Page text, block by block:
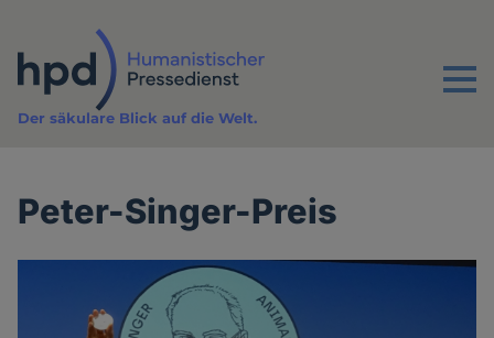
Inhalt
Menu
Der säkulare Blick auf die Welt.
Peter-Singer-Preis